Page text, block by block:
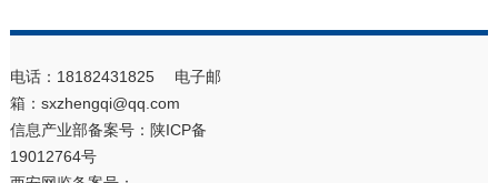
电话：18182431825 电子邮
箱：sxzhengqi@qq.com
信息产业部备案号： 陕ICP备
19012764号